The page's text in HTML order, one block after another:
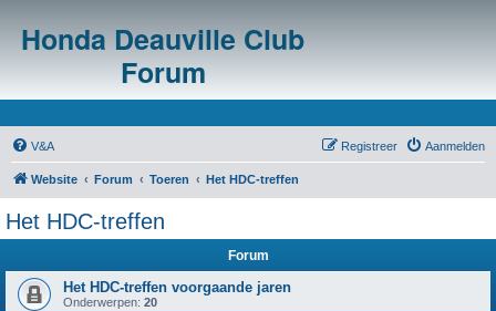
Honda Deauville Club
Forum
V&A Aanmelden
Registreer
Website Forum Toeren Het HDC-treffen
Het HDC-treffen
Forum
Het HDC-treffen voorgaande jaren
Onderwerpen: 20